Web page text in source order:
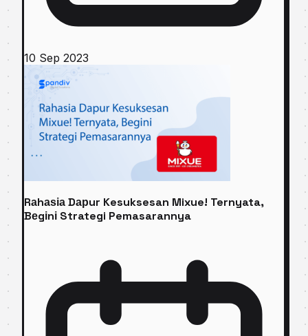
10 Sep 2023
Rаhаѕіа Dарur Kesuksesan Mixue! Ternyata,
Bеgіnі Strategi Pemasarannya